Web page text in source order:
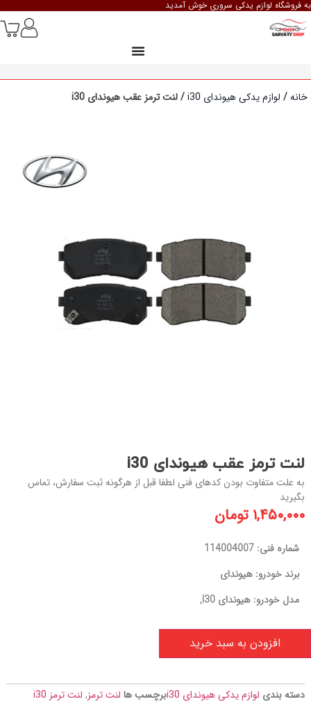
به فروشگاه لوازم یدکی سروری خوش آمدید
خانه/ لوازم یدکی هیوندای i30 / لنت ترمز عقب هیوندای i30
لنت ترمز عقب هیوندای i30
به علت متفاوت بودن کدهای فنی لطفا قبل از هرگونه ثبت سفارش، تماس
بگیرید
۱,۴۵۰,۰۰۰ تومان
شماره فنی: 114004007
برند خودرو: هیوندای
مدل خودرو: هیوندای I30,
افزودن به سبد خرید
دسته بندی لوازم یدکی هیوندای i30 برچسب ها لنت ترمز, لنت ترمز i30